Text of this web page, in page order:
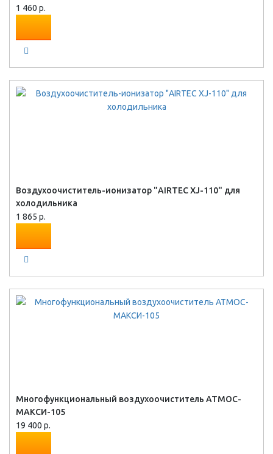
1 460 р.
Воздухоочиститель-ионизатор "AIRTEС XJ-110" для
холодильника
1 865 р.
Многофункциональный воздухоочиститель АТМОС-
МАКСИ-105
19 400 р.